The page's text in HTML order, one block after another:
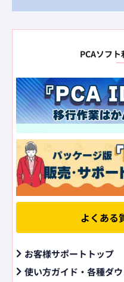
PCAソフ
よくある
お客様サポートトップ
使い方ガイド・各種ダ